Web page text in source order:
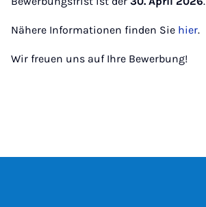
Nähere Informationen finden Sie hier.
Wir freuen uns auf Ihre Bewerbung!